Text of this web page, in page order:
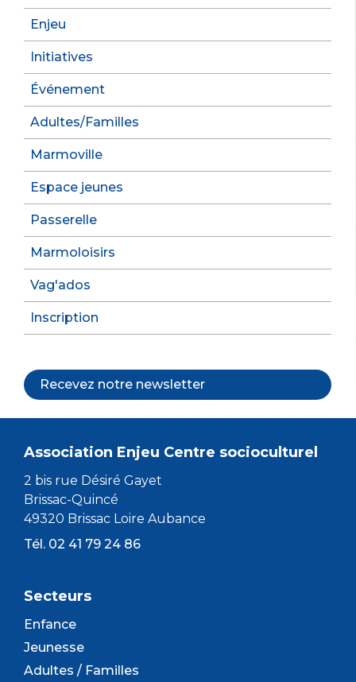
Enjeu
Initiatives
Événement
Adultes/Familles
Marmoville
Espace jeunes
Passerelle
Marmoloisirs
Vag'ados
Inscription
Recevez notre newsletter
Association Enjeu Centre socioculturel
2 bis rue Désiré Gayet
Brissac-Quincé
49320 Brissac Loire Aubance
Tél. 02 41 79 24 86
Secteurs
Enfance
Jeunesse
Adultes / Familles